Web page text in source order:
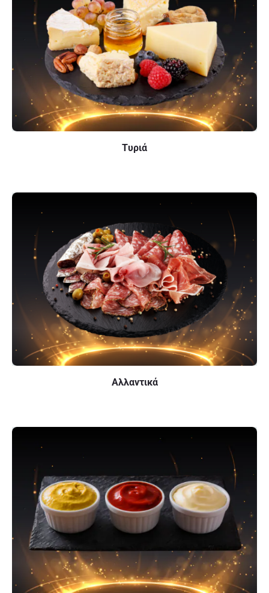
Tυριά
Αλλαντικά